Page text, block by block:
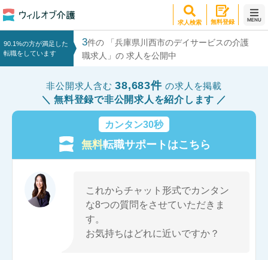
求人検索 無料登録 MENU
90.1%の方が満足した
転職をしています
3件の 「兵庫県川西市のデイサービスの介護
職求人」の 求人を公開中
非公開求人含む38,683件の求人を掲載
無料登録で非公開求人を紹介します
カンタン30秒
無料転職サポートはこちら
これからチャット形式でカンタン
な8つの質問をさせていただきま
す。
お気持ちはどれに近いですか？